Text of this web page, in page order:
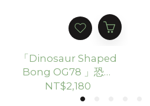
「Dinosaur Shaped
Bong OG78 」恐龍
玻璃水煙壺
（15.24cm）
NT$2,180